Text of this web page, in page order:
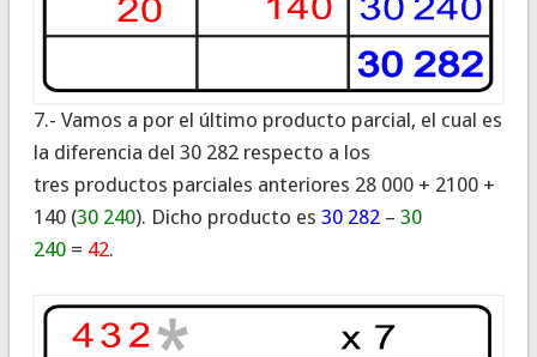
7.- Vamos a por el último producto parcial, el cual es
la diferencia del 30 282 respecto a los
tres productos parciales anteriores 28 000 + 2100 +
140 (30 240). Dicho producto es 30 282– 30
240= 42.